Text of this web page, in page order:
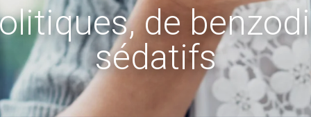
de
sédatifs